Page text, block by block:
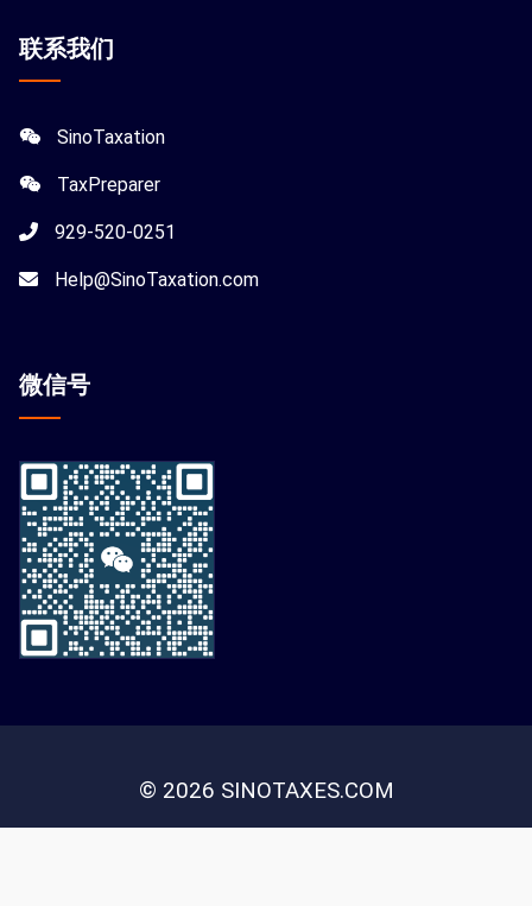
联系我们
SinoTaxation
TaxPreparer
929-520-0251
Help@SinoTaxation.com
微信号
© 2026 SINOTAXES.COM